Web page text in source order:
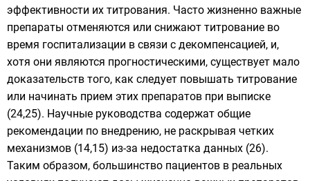
эффективности их титрования. Часто жизненно важные
препараты отменяются или снижают титрование во
время госпитализации в связи с декомпенсацией, и,
хотя они являются прогностическими, существует мало
доказательств того, как следует повышать титрование
или начинать прием этих препаратов при выписке
(24,25). Научные руководства содержат общие
рекомендации по внедрению, не раскрывая четких
механизмов (14,15) из-за недостатка данных (26).
Таким образом, большинство пациентов в реальных